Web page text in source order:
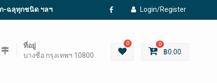
ก-ฉลุทุกชนิด ฯลฯ
Login/Register
Facebook
ที่อยู่
บางซื่อ กรุงเทพฯ 10800
0 0
฿0.00